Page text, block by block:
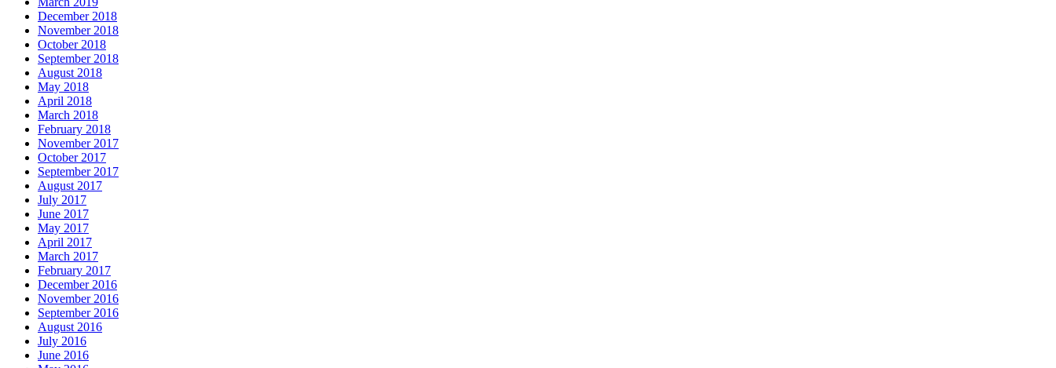
December 2018
November 2018
October 2018
September 2018
August 2018
May 2018
April 2018
March 2018
February 2018
November 2017
October 2017
September 2017
August 2017
July 2017
June 2017
May 2017
April 2017
March 2017
February 2017
December 2016
November 2016
September 2016
August 2016
July 2016
June 2016